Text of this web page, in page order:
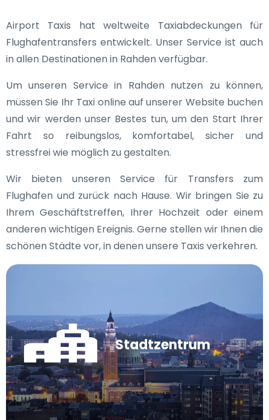
Airport Taxis hat weltweite Taxiabdeckungen für
Flughafentransfers entwickelt. Unser Service ist auch
in allen Destinationen in Rahden verfügbar.
Um unseren Service in Rahden nutzen zu können,
müssen Sie Ihr Taxi online auf unserer Website buchen
und wir werden unser Bestes tun, um den Start Ihrer
Fahrt so reibungslos, komfortabel, sicher und
stressfrei wie möglich zu gestalten.
Wir bieten unseren Service für Transfers zum
Flughafen und zurück nach Hause. Wir bringen Sie zu
Ihrem Geschäftstreffen, Ihrer Hochzeit oder einem
anderen wichtigen Ereignis. Gerne stellen wir Ihnen die
schönen Städte vor, in denen unsere Taxis verkehren.
Stadtzentrum